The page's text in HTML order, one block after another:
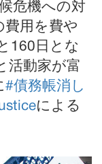
危機への対
費用を費や
160日とな
活動家が富
#債務帳消し
による